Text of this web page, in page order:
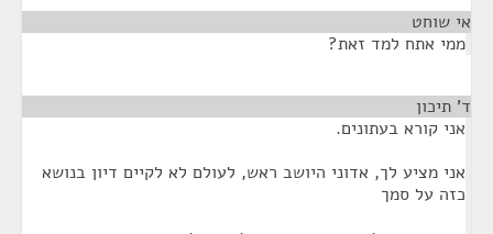
אי שוחט
ממי אתח למד זאת?
ד' תיכון
אני קורא בעתונים.
אני מציע לך, אדוני היושב ראש, לעולם לא לקיים דיון בנושא
כזה על סמך